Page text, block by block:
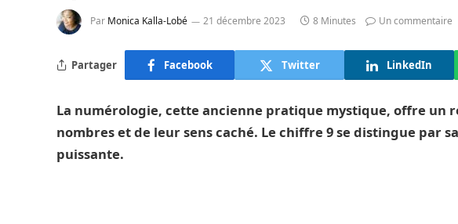
Par Monica Kalla-Lobé 21 décembre 2023 8 Minutes Un commentaire
Partager Facebook Twitter LinkedIn
La numérologie, cette ancienne pratique mystique, offre un
nombres et de leur sens caché. Le chiffre 9 se distingue par
puissante.